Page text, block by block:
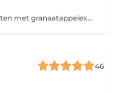
Een nieuwe generatie vitamine C producten met granaatappelextract, voor een stralende huid. Vitamine C bestrijdt de vorming van vrije radicalen in de huid en biedt zo ook bescherming tegen de UV stralen. De huidteint wordt helder en egaler. Skeyndor heeft voor elke huid de passende behandeling, die gericht is op het verbeteren en perfectioneren van de huid. De behandeling : Reiniging - Epilatie Wenkbrauwen - Diepe Reiniging + Peeling - Inmasseren van de Werkstoffen - Masker - Dag- en Nachtverzorging
46